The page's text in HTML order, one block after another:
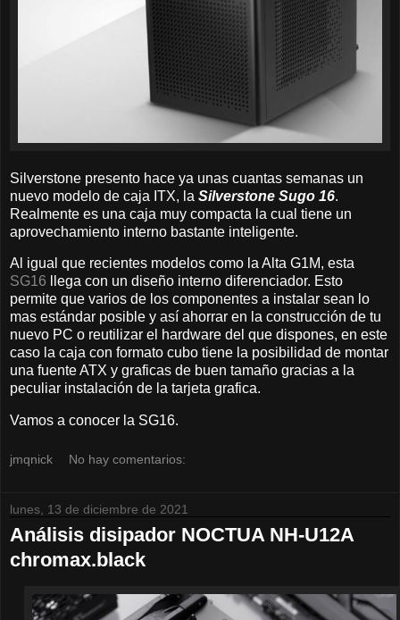
Silverstone presento hace ya unas cuantas semanas un
nuevo modelo de caja ITX, la Silverstone Sugo 16.
Realmente es una caja muy compacta la cual tiene un
aprovechamiento interno bastante inteligente.
Al igual que recientes modelos como la Alta G1M, esta
SG16 llega con un diseño interno diferenciador. Esto
permite que varios de los componentes a instalar sean lo
mas estándar posible y así ahorrar en la construcción de tu
nuevo PC o reutilizar el hardware del que dispones, en este
caso la caja con formato cubo tiene la posibilidad de montar
una fuente ATX y graficas de buen tamaño gracias a la
peculiar instalación de la tarjeta grafica.
Vamos a conocer la SG16.
jmqnick No hay comentarios:
lunes, 13 de diciembre de 2021
Análisis disipador NOCTUA NH-U12A
chromax.black